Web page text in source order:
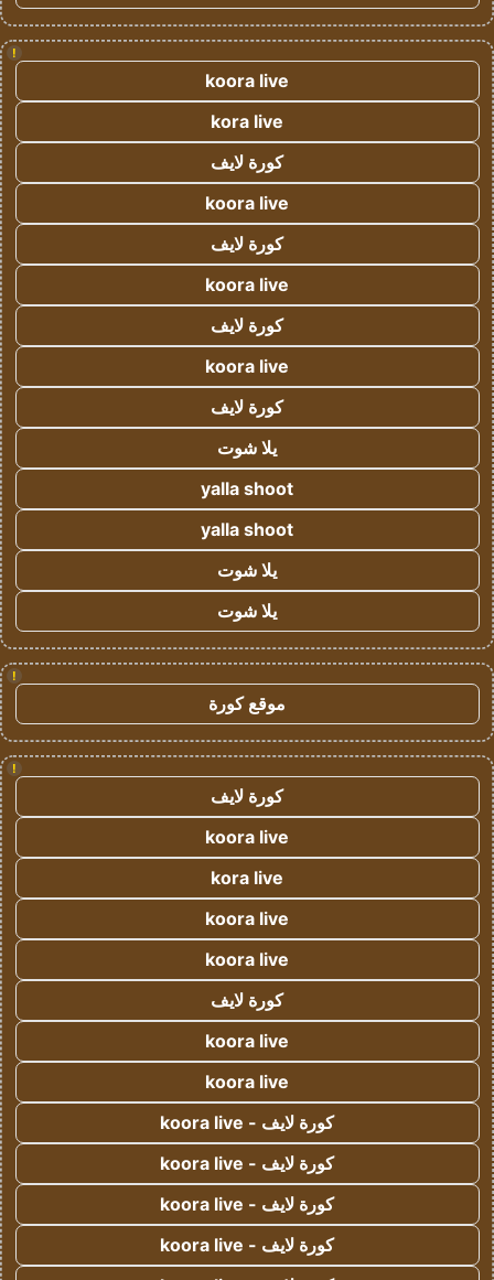
!
koora live
kora live
كورة لايف
koora live
كورة لايف
koora live
كورة لايف
koora live
كورة لايف
يلا شوت
yalla shoot
yalla shoot
يلا شوت
يلا شوت
!
موقع كورة
!
كورة لايف
koora live
kora live
koora live
koora live
كورة لايف
koora live
koora live
كورة لايف - koora live
كورة لايف - koora live
كورة لايف - koora live
كورة لايف - koora live